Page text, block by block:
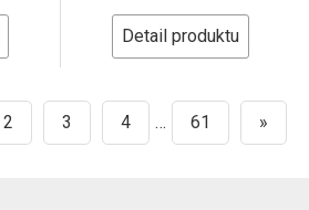
Detail produktu
2 3 4 … 61 »